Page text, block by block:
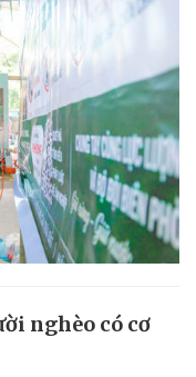
nghèo có cơ